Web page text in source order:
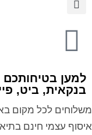
למען
בנקאית, ביט,
משלוחים לכל מקום
איסוף עצמי חינם